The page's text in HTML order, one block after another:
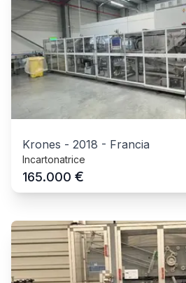
Krones - 2018 - Francia
Incartonatrice
165.000 €